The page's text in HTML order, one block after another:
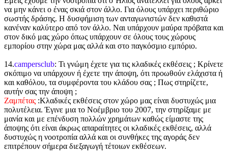
να μην κάνει ο ένας σκιά στον άλλο. Για όλους υπάρχει περιθώριο
σωστής δράσης. Η δυσφήμιση των ανταγωνιστών δεν καθιστά
κανέναν καλύτερο από τον άλλο. Ναι υπάρχουν μαύρα πρόβατα και
στον δικό μας χώρο όπως υπάρχουν σε όλους τους χώρους
εμπορίου στην χώρα μας αλλά και στο παγκόσμιο εμπόριο.
14.campersclub: Τι γνώμη έχετε για τις κλαδικές εκθέσεις ; Κρίνετε
σκόπιμο να υπάρχουν ή έχετε την άποψη, ότι προωθούν ελάχιστα ή
και καθόλου, τα συμφέροντα του κλάδου σας ; Πως στηρίζετε,
αυτήν σας την άποψη ;
Ζαμπέτας :Κλαδικές εκθέσεις στον χώρο μας είναι δυστυχώς μια
πολυτέλεια. Έγινε μια το Νοέμβριο του 2007, την στηρίξαμε με
μανία και με επένδυση πολλών χρημάτων καθώς είμαστε της
άποψης ότι είναι άκρως απαραίτητες οι κλαδικές εκθέσεις, αλλά
δυστυχώς η νοοτροπία αλλά και οι συνθήκες της αγοράς δεν
επιτρέπουν σήμερα διεξαγωγή τέτοιων εκθέσεων.